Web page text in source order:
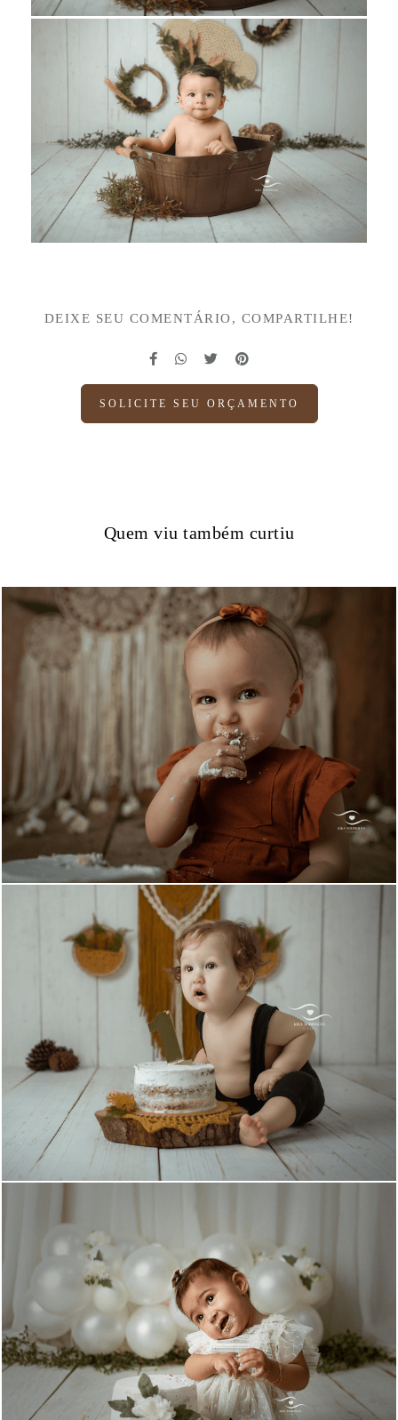
DEIXE SEU COMENTÁRIO, COMPARTILHE!
SOLICITE SEU ORÇAMENTO
Quem viu também curtiu
866 4
1492 1
396 0